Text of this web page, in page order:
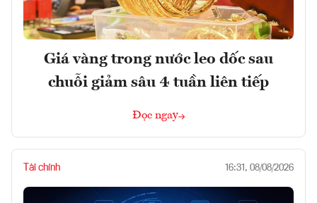
Giá vàng trong nước leo dốc sau
chuỗi giảm sâu 4 tuần liên tiếp
Đọc ngay
Tài chính 16:31, 08/08/2026